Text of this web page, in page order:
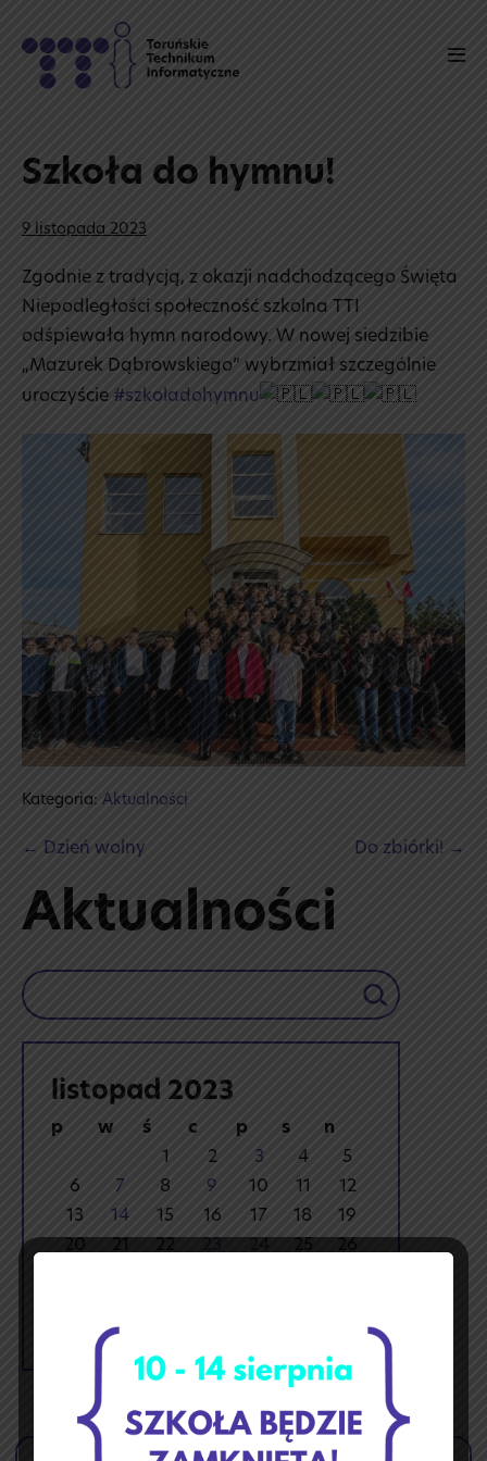
content
Aktualności
Szukaj
listopad 2023
p w ś c p s
n
1
2 3 4
5
6
7 8 9 10 11
12
13
14 15 16 17 18
19
20
21 22 25
26
Szkoła do hymnu!
9 listopada 2023
Zgodnie z tradycją, z okazji nadchodzącego Święta
Niepodległości społeczność szkolna TTI
odśpiewała hymn narodowy. W nowej siedzibie
„Mazurek Dąbrowskiego” wybrzmiał szczególnie
uroczyście #szkoladohymnu
Kategoria: Aktualności
Post
← Dzień wolny Do zbiórki! →